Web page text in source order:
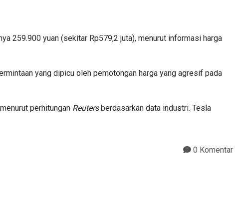
259.900 yuan (sekitar Rp579,2 juta), menurut informasi harga
yang dipicu oleh pemotongan harga yang agresif pada
perhitungan Reuters berdasarkan data industri. Tesla
0 Komentar